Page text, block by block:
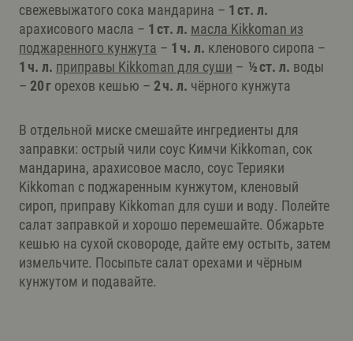
свежевыжатого сока мандарина – 1 ст. л.
арахисового масла – 1 ст. л. масла Kikkoman из
поджаренного кунжута – 1 ч. л. кленового сиропа –
1 ч. л. приправы Kikkoman для суши – ½ ст. л. воды
– 20 г орехов кешью – 2 ч. л. чёрного кунжута
В отдельной миске смешайте ингредиенты для
заправки: острый чили соус Кимчи Kikkoman, сок
мандарина, арахисовое масло, соус Терияки
Kikkoman с поджаренным кунжутом, кленовый
сироп, приправу Kikkoman для суши и воду. Полейте
салат заправкой и хорошо перемешайте. Обжарьте
кешью на сухой сковороде, дайте ему остыть, затем
измельчите. Посыпьте салат орехами и чёрным
кунжутом и подавайте.